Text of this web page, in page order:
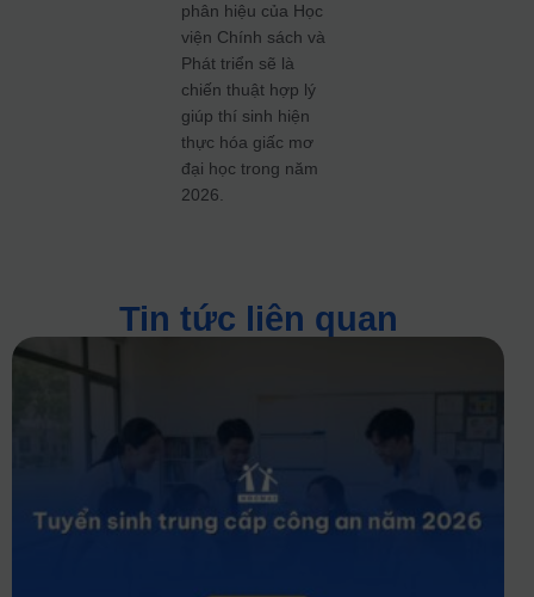
phân hiệu của Học
viện Chính sách và
Phát triển sẽ là
chiến thuật hợp lý
giúp thí sinh hiện
thực hóa giấc mơ
đại học trong năm
2026.
Tin tức liên quan